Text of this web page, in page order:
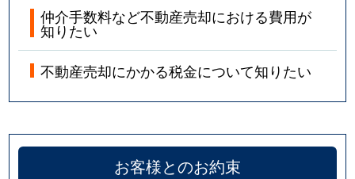
仲介手数料など不動産売却における費用が
知りたい
不動産売却にかかる税金について知りたい
お客様とのお約束